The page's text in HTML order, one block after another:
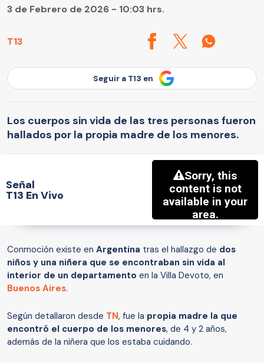
T13
3 de Febrero de 2026 - 10:03 hrs.
Seguir a T13 en
Los cuerpos sin vida de las tres personas fueron
hallados por la propia madre de los menores.
Señal
T13 En Vivo
Conmoción existe en Argentina tras el hallazgo de dos
niños y una niñera que se encontraban sin vida al
interior de un departamento en la Villa Devoto, en
Buenos Aires.
Según detallaron desde TN, fue la propia madre la que
encontró el cuerpo de los menores, de 4 y 2 años,
además de la niñera que los estaba cuidando.